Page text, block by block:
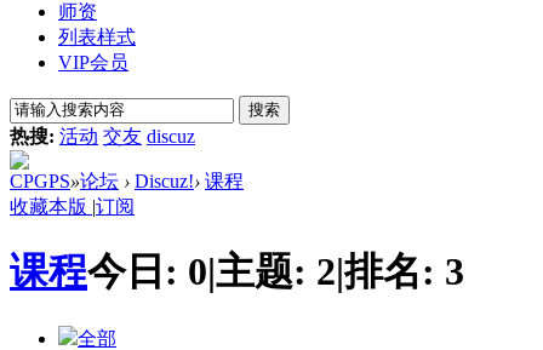
师资
列表样式
VIP会员
搜索
热搜: 活动 交友 discuz
CPGPS»论坛 › Discuz!› 课程
收藏本版 |订阅
课程今日: 0|主题: 2|排名: 3
全部